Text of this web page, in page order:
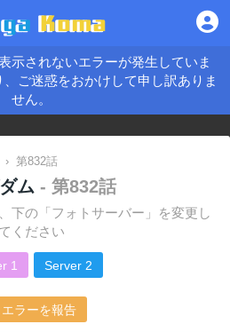
示されないエラーが発生していま
ご迷惑をおかけして申し訳ありま
せん。
› 第832話
ム - 第832話
下の「フォトサーバー」を変更し
てください
1 Server 2
エラーを報告